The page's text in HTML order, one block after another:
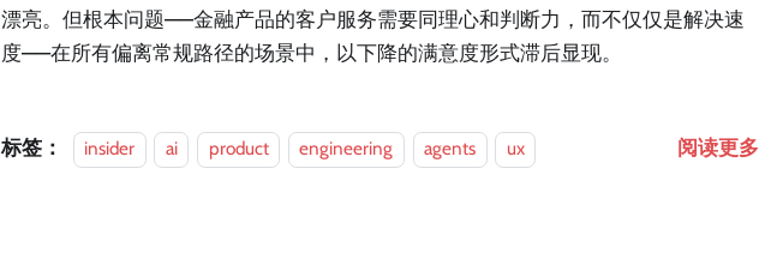
漂亮。但根本问题——金融产品的客户服务需要同理心和判断力，而不仅仅是解决速
度——在所有偏离常规路径的场景中，以下降的满意度形式滞后显现。
标签： insider ai product engineering agents ux 阅读更多